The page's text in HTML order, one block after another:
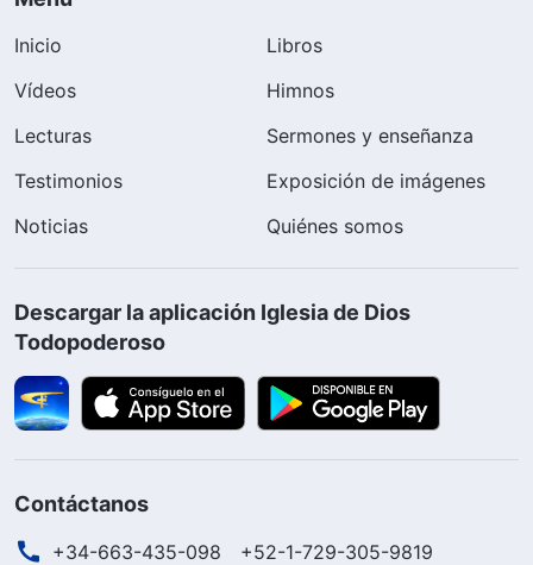
Inicio
Libros
Vídeos
Himnos
Lecturas
Sermones y enseñanza
Testimonios
Exposición de imágenes
Noticias
Quiénes somos
Descargar la aplicación Iglesia de Dios
Todopoderoso
Contáctanos
+34-663-435-098
+52-1-729-305-9819